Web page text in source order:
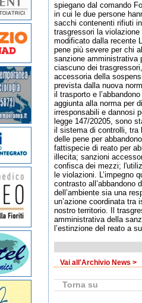
spiegano dal comando
in cui le due persone
sacchi contenenti rifiuti
trasgressori la violazione
modificato dalla recente
pene più severe per chi
sanzione amministrativa
ciascuno dei
accessoria della
prevista dalla nuova
il trasporto e
aggiunta alla norma per
irresponsabili e dannosi
legge 147/20205, sono
il sistema di controlli, tra
delle pene per
fattispecie di reato per
illecita; sanzioni
confisca dei mezzi;
le violazioni. L’impegno
contrasto all’abbandono
dell’ambiente sia una
un’azione coordinata tra
nostro territorio. Il
amministrativa della
l’estinzione del reato a
Vai all'Archivio News >
Torna su